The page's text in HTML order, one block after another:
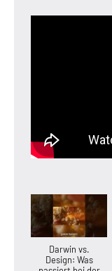
Darwin vs.
Design: Was